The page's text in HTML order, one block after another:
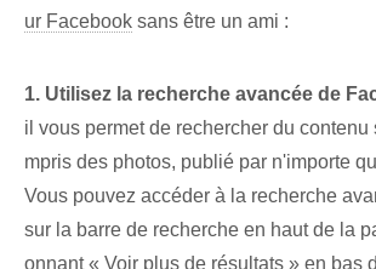
ur Facebook sans être un ami :
1.⁢ Utilisez la recherche avancée de
il vous permet de rechercher du contenu
mpris des photos, publié par n'importe
Vous pouvez accéder à la recherche
sur la barre de recherche en haut de la
onnant « Voir plus de résultats » en bas